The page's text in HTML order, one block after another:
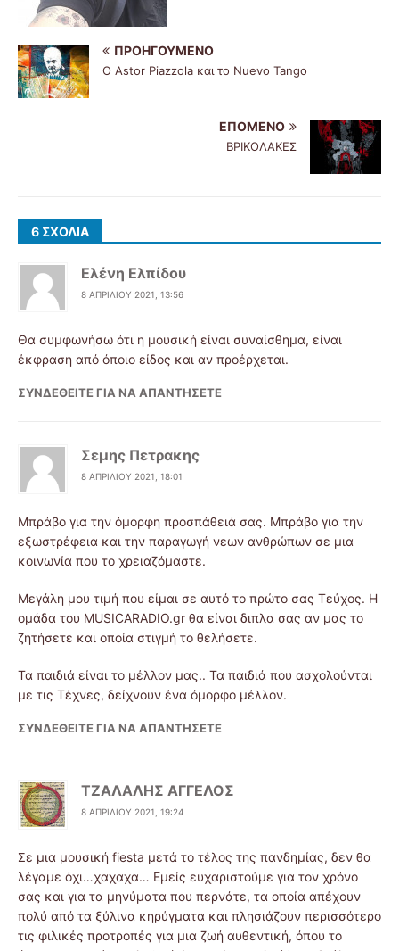
ΠΡΟΗΓΟΎΜΕΝΟ
Ο Αstor Piazzola και το Nuevo Tango
ΕΠΌΜΕΝΟ
ΒΡΙΚΟΛΑΚΕΣ
6 ΣΧΌΛΙΑ
Ελένη Ελπίδου
8 ΑΠΡΙΛΊΟΥ 2021, 13:56
Θα συμφωνήσω ότι η μουσική είναι συναίσθημα, είναι
έκφραση από όποιο είδος και αν προέρχεται.
ΣΥΝΔΕΘΕΊΤΕ ΓΙΑ ΝΑ ΑΠΑΝΤΉΣΕΤΕ
Σεμης Πετρακης
8 ΑΠΡΙΛΊΟΥ 2021, 18:01
Μπράβο για την όμορφη προσπάθειά σας. Μπράβο για την
εξωστρέφεια και την παραγωγή νεων ανθρώπων σε μια
κοινωνία που το χρειαζόμαστε.
Μεγάλη μου τιμή που είμαι σε αυτό το πρώτο σας Τεύχος. Η
ομάδα του MUSICARADIO.gr θα είναι διπλα σας αν μας το
ζητήσετε και οποία στιγμή το θελήσετε.
Τα παιδιά είναι το μέλλον μας.. Τα παιδιά που ασχολούνται
με τις Τέχνες, δείχνουν ένα όμορφο μέλλον.
ΣΥΝΔΕΘΕΊΤΕ ΓΙΑ ΝΑ ΑΠΑΝΤΉΣΕΤΕ
ΤΖΑΛΑΛΗΣ ΑΓΓΕΛΟΣ
8 ΑΠΡΙΛΊΟΥ 2021, 19:24
Σε μια μουσική fiesta μετά το τέλος της πανδημίας, δεν θα
λέγαμε όχι…χαχαχα… Εμείς ευχαριστούμε για τον χρόνο
σας και για τα μηνύματα που περνάτε, τα οποία απέχουν
πολύ από τα ξύλινα κηρύγματα και πλησιάζουν περισσότερο
τις φιλικές προτροπές για μια ζωή αυθεντική, όπου το